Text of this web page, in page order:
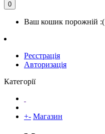
0
Ваш кошик порожній :(
Реєстрація
Авторизація
Категорії
+- Магазин